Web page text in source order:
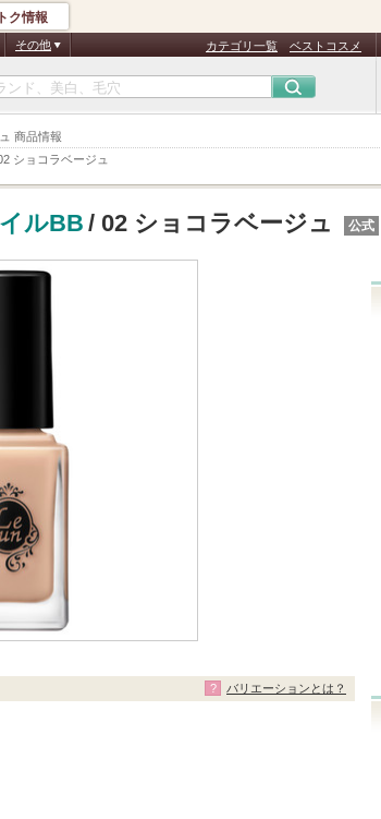
商品情報
ショコラベージュ
ク情報
その他 カテゴリ一覧 ベストコスメ
ルBB / 02 ショコラベージュ 公式
バリエーションとは？